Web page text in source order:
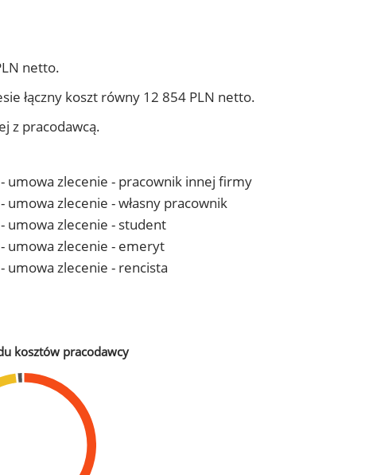
netto.
łączny koszt równy 12 854 PLN netto.
z pracodawcą.
umowa zlecenie - pracownik innej firmy
zlecenie - własny pracownik
umowa zlecenie - student
umowa zlecenie - emeryt
zlecenie - rencista
kosztów pracodawcy